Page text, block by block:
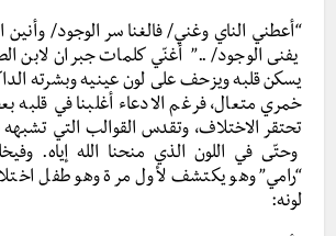
“أعطني الناي وغني/ فالغنا سر الوجود/
يفنى الوجود/ ..” أغنّي كلمات جبران لابن
يسكن قلبه ويزحف على لون عينيه وبشرته
خمري متعال، فرغم الادعاء أغلبنا في قلبه
تحتقر الاختلاف، وتقدس القوالب التي تشبهه
وحتّى في اللون الذي منحنا الله إياه.
“رامي” وهو يكتشف لأول مرة وهو طفل
لونه: